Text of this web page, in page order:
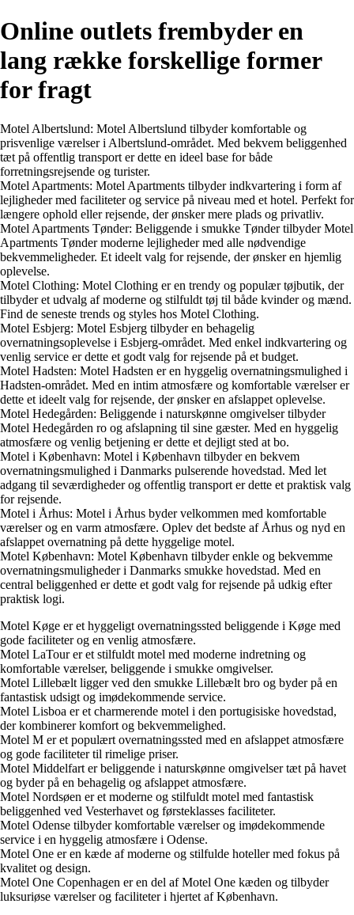
Online outlets frembyder en
lang række forskellige former
for fragt
Motel Albertslund: Motel Albertslund tilbyder komfortable og
prisvenlige værelser i Albertslund-området. Med bekvem beliggenhed
tæt på offentlig transport er dette en ideel base for både
forretningsrejsende og turister.
Motel Apartments: Motel Apartments tilbyder indkvartering i form af
lejligheder med faciliteter og service på niveau med et hotel. Perfekt for
længere ophold eller rejsende, der ønsker mere plads og privatliv.
Motel Apartments Tønder: Beliggende i smukke Tønder tilbyder Motel
Apartments Tønder moderne lejligheder med alle nødvendige
bekvemmeligheder. Et ideelt valg for rejsende, der ønsker en hjemlig
oplevelse.
Motel Clothing: Motel Clothing er en trendy og populær tøjbutik, der
tilbyder et udvalg af moderne og stilfuldt tøj til både kvinder og mænd.
Find de seneste trends og styles hos Motel Clothing.
Motel Esbjerg: Motel Esbjerg tilbyder en behagelig
overnatningsoplevelse i Esbjerg-området. Med enkel indkvartering og
venlig service er dette et godt valg for rejsende på et budget.
Motel Hadsten: Motel Hadsten er en hyggelig overnatningsmulighed i
Hadsten-området. Med en intim atmosfære og komfortable værelser er
dette et ideelt valg for rejsende, der ønsker en afslappet oplevelse.
Motel Hedegården: Beliggende i naturskønne omgivelser tilbyder
Motel Hedegården ro og afslapning til sine gæster. Med en hyggelig
atmosfære og venlig betjening er dette et dejligt sted at bo.
Motel i København: Motel i København tilbyder en bekvem
overnatningsmulighed i Danmarks pulserende hovedstad. Med let
adgang til seværdigheder og offentlig transport er dette et praktisk valg
for rejsende.
Motel i Århus: Motel i Århus byder velkommen med komfortable
værelser og en varm atmosfære. Oplev det bedste af Århus og nyd en
afslappet overnatning på dette hyggelige motel.
Motel København: Motel København tilbyder enkle og bekvemme
overnatningsmuligheder i Danmarks smukke hovedstad. Med en
central beliggenhed er dette et godt valg for rejsende på udkig efter
praktisk logi.
Motel Køge er et hyggeligt overnatningssted beliggende i Køge med
gode faciliteter og en venlig atmosfære.
Motel LaTour er et stilfuldt motel med moderne indretning og
komfortable værelser, beliggende i smukke omgivelser.
Motel Lillebælt ligger ved den smukke Lillebælt bro og byder på en
fantastisk udsigt og imødekommende service.
Motel Lisboa er et charmerende motel i den portugisiske hovedstad,
der kombinerer komfort og bekvemmelighed.
Motel M er et populært overnatningssted med en afslappet atmosfære
og gode faciliteter til rimelige priser.
Motel Middelfart er beliggende i naturskønne omgivelser tæt på havet
og byder på en behagelig og afslappet atmosfære.
Motel Nordsøen er et moderne og stilfuldt motel med fantastisk
beliggenhed ved Vesterhavet og førsteklasses faciliteter.
Motel Odense tilbyder komfortable værelser og imødekommende
service i en hyggelig atmosfære i Odense.
Motel One er en kæde af moderne og stilfulde hoteller med fokus på
kvalitet og design.
Motel One Copenhagen er en del af Motel One kæden og tilbyder
luksuriøse værelser og faciliteter i hjertet af København.